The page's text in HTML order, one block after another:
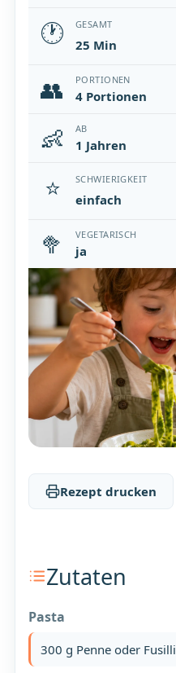
🕐 GESAMT
25 Min
👥 PORTIONEN
4 Portionen
👶 AB
1 Jahren
⭐ SCHWIERIGKEIT
einfach
🥦 VEGETARISCH
ja
Rezept drucken
Zutaten
Pasta
300 g Penne oder Fusilli